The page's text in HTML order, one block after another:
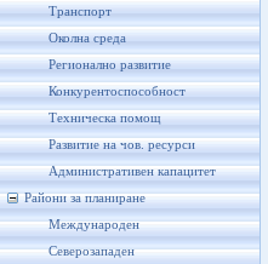
Транспорт
Околна среда
Регионално развитие
Конкурентоспособност
Техническа помощ
Развитие на чов. ресурси
Административен капацитет
Райони за планиране
Международен
Северозападен